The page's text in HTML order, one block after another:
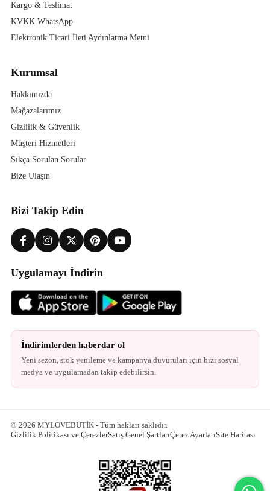
Kargo & Teslimat
KVKK WhatsApp
Elektronik Ticari İleti Aydınlatma Metni
Kurumsal
Hakkımızda
Mağazalarımız
Gizlilik & Güvenlik
Müşteri Hizmetleri
Sıkça Sorulan Sorular
Bize Ulaşın
Bizi Takip Edin
Uygulamayı İndirin
İndirimlerden haberdar ol
Yeni sezon, stok yenileme ve kampanya duyuruları için bizi sosyal
medya ve uygulamadan takip edebilirsin.
© 2026 MYLOVEBUTİK - Tüm hakları saklıdır.
Gizlilik Politikası ve ÇerezlerSatış Genel ŞartlarıÇerez AyarlarıSite Haritası